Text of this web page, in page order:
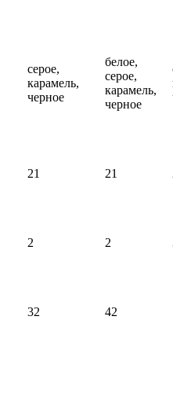
серое,
карамель,
черное
белое,
серое,
карамель,
черное
21 21
2 2
32 42